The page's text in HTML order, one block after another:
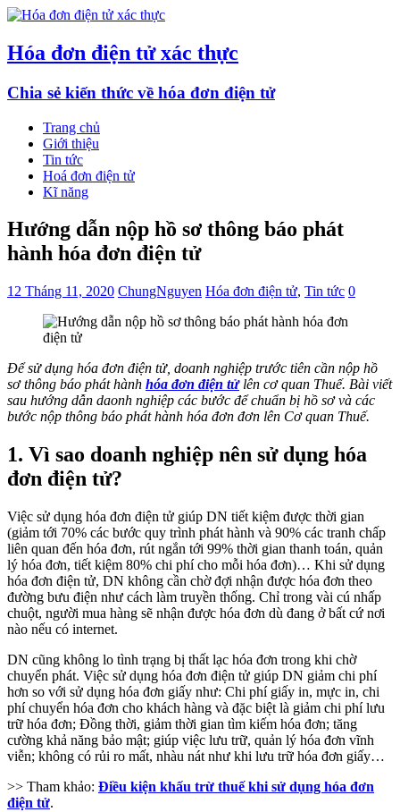
Hóa đơn điện tử xác thực
Chia sẻ kiến thức về hóa đơn điện tử
Trang chủ
Giới thiệu
Tin tức
Hoá đơn điện tử
Kĩ năng
Hướng dẫn nộp hồ sơ thông báo phát
hành hóa đơn điện tử
12 Tháng 11, 2020 ChungNguyen Hóa đơn điện tử, Tin tức 0
Để sử dụng hóa đơn điện tử, doanh nghiệp trước tiên cần nộp hồ
sơ thông báo phát hành hóa đơn điện tửlên cơ quan Thuế. Bài viết
sau hướng dẫn daonh nghiệp các bước để chuẩn bị hồ sơ và các
bước nộp thông báo phát hành hóa đơn đơn lên Cơ quan Thuế.
1. Vì sao doanh nghiệp nên sử dụng hóa
đơn điện tử?
Việc sử dụng hóa đơn điện tử giúp DN tiết kiệm được thời gian
(giảm tới 70% các bước quy trình phát hành và 90% các tranh chấp
liên quan đến hóa đơn, rút ngắn tới 99% thời gian thanh toán, quản
lý hóa đơn, tiết kiệm 80% chi phí cho mỗi hóa đơn)… Khi sử dụng
hóa đơn điện tử, DN không cần chờ đợi nhận được hóa đơn theo
đường bưu điện như cách làm truyền thống. Chỉ trong vài cú nhấp
chuột, người mua hàng sẽ nhận được hóa đơn dù đang ở bất cứ nơi
nào nếu có internet.
DN cũng không lo tình trạng bị thất lạc hóa đơn trong khi chờ
chuyển phát. Việc sử dụng hóa đơn điện tử giúp DN giảm chi phí
hơn so với sử dụng hóa đơn giấy như: Chi phí giấy in, mực in, chi
phí chuyển hóa đơn cho khách hàng và đặc biệt là giảm chi phí lưu
trữ hóa đơn; Đồng thời, giảm thời gian tìm kiếm hóa đơn; tăng
cường khả năng bảo mật; giúp việc lưu trữ, quản lý hóa đơn vĩnh
viễn; không có rủi ro mất, nhàu nát như khi lưu trữ hóa đơn giấy…
>> Tham khảo: Điều kiện khấu trừ thuế khi sử dụng hóa đơn
điện tử.